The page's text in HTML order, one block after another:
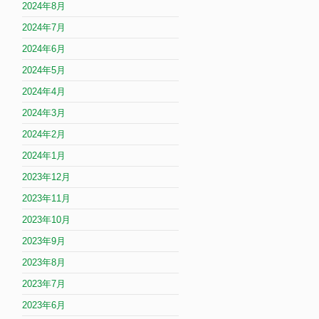
2024年8月
2024年7月
2024年6月
2024年5月
2024年4月
2024年3月
2024年2月
2024年1月
2023年12月
2023年11月
2023年10月
2023年9月
2023年8月
2023年7月
2023年6月